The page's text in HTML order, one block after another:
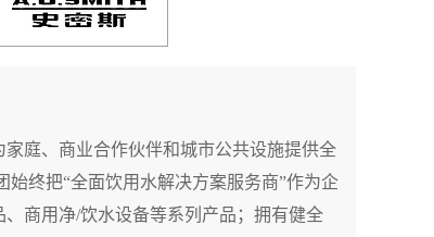
庭、商业合作伙伴和城市公共设施提供全
商用净/饮水设备等系列产品；拥有健全